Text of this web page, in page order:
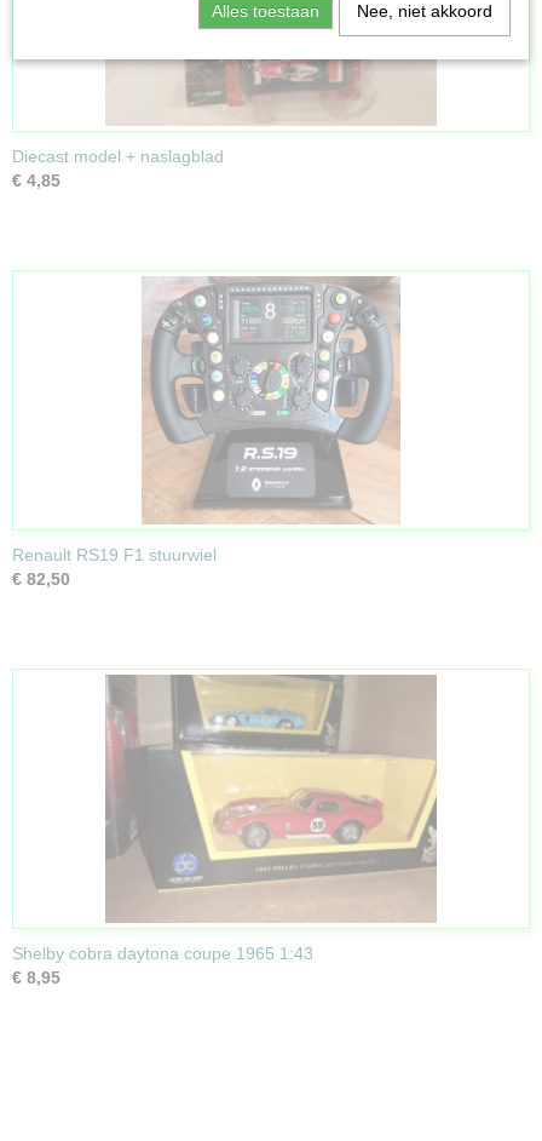
Alles toestaan Nee, niet akkoord
Diecast model + naslagblad
€ 4,85
Renault RS19 F1 stuurwiel
€ 82,50
Shelby cobra daytona coupe 1965 1:43
€ 8,95